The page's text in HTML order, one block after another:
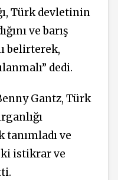
Türk devletinin
ve barış
belirterek,
dedi.
Gantz, Türk
tanımladı ve
istikrar ve